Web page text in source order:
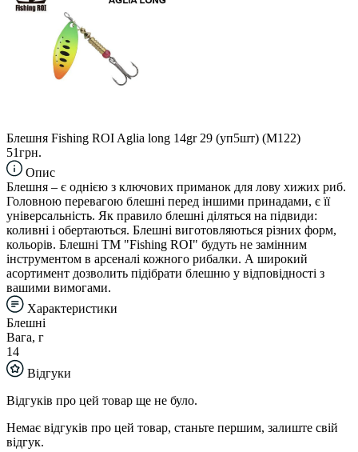
Блешня Fishing ROI Aglia long 14gr 29 (уп5шт) (M122)
51грн.
Опис
Блешня – є однією з ключових приманок для лову хижих риб.
Головною перевагою блешні перед іншими принадами, є її
універсальність. Як правило блешні діляться на підвиди:
коливні і обертаються. Блешні виготовляються різних форм,
кольорів. Блешні TM "Fishing ROI" будуть не замінним
інструментом в арсеналі кожного рибалки. А широкий
асортимент дозволить підібрати блешню у відповідності з
вашими вимогами.
Характеристики
Блешні
Вага, г
14
Відгуки
Відгуків про цей товар ще не було.
Немає відгуків про цей товар, станьте першим, залиште свій
відгук.